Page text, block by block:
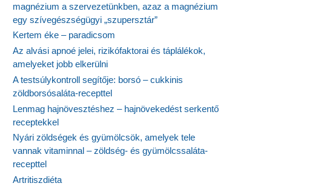
magnézium a szervezetünkben, azaz a magnézium
egy szívegészségügyi „szupersztár”
Kertem éke – paradicsom
Az alvási apnoé jelei, rizikófaktorai és táplálékok,
amelyeket jobb elkerülni
A testsúlykontroll segítője: borsó – cukkinis
zöldborsósaláta-recepttel
Lenmag hajnövesztéshez – hajnövekedést serkentő
receptekkel
Nyári zöldségek és gyümölcsök, amelyek tele
vannak vitaminnal – zöldség- és gyümölcssaláta-
recepttel
Artritiszdiéta